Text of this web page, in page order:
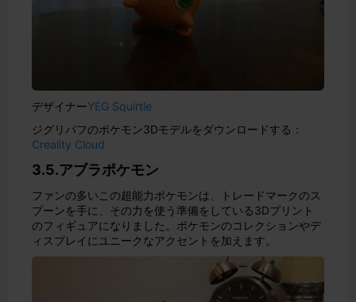
デザイナーYEG Squirtle
ジグリパフのポケモン3Dモデルをダウンロードする：
Creality Cloud
3.5.アブラポケモン
ファンの多いこの超能力ポケモンは、トレードマークのス
プーンを手に、その力を使う準備をしている3Dプリント
のフィギュアになりました。ポケモンのコレクションやデ
ィスプレイにユニークなアクセントを加えます。